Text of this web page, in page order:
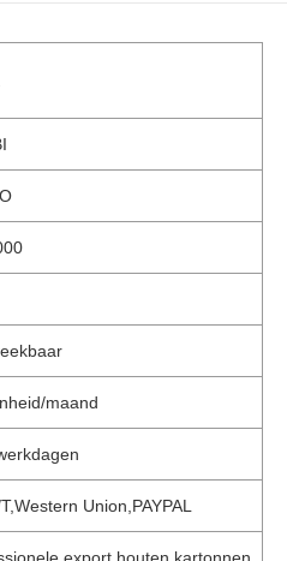
maand
Union,PAYPAL
export houten kartonnen